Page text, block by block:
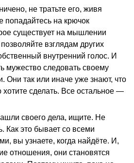
не тратьте его, живя
попадайтесь на крючок
существует на мышлении
взглядам других
внутренний голос. И
мужество следовать своему
Они так или иначе уже знают, что
хотите сделать. Все остальное —
своего дела, ищите. Не
Как это бывает со всеми
вы узнаете, когда найдёте. И,
отношения, они становятся